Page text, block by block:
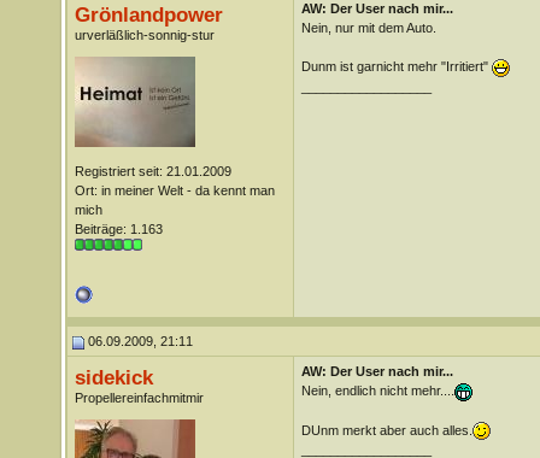
Grönlandpower
urverläßlich-sonnig-stur
Registriert seit: 21.01.2009
Ort: in meiner Welt - da kennt man
mich
Beiträge: 1.163
AW: Der User nach mir...
Nein, nur mit dem Auto.
Dunm ist garnicht mehr "Irritiert"
06.09.2009, 21:11
sidekick
Propellereinfachmitmir
AW: Der User nach mir...
Nein, endlich nicht mehr....
DUnm merkt aber auch alles.